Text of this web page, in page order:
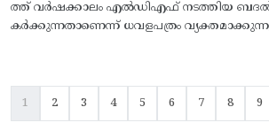
ത്ത്‌ വര്‍ഷക്കാലം എല്‍ഡിഎഫ്‌ നടത്തിയ
കര്‍ക്കുന്നതാണെന്ന്‌ ധവളപത്രം
Pagination
Current page
1 Page
2 Page
3 Page
4 Page
5 Page
6 Page
7 Page
8 9